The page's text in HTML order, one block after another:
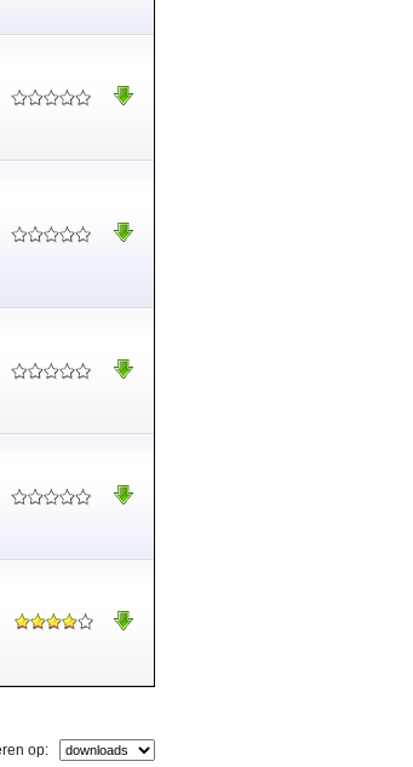
op: